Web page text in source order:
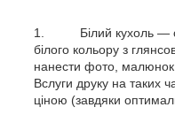
Білий кухоль —
білого кольору з
нанести фото, малюнок
Вслуги друку на таких
ціною (завдяки